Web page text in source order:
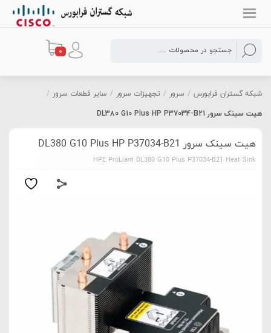
0
شبکه گستران فرابورس / سرور / تجهیزات سرور / سایر قطعات سرور /
هیت سینک سرور DL380 G10 Plus HP P37034-B21
هیت سینک سرور DL380 G10 Plus HP P37034-B21
HPE ProLiant DL380 G10 Plus P37034-B21 Heat Sink